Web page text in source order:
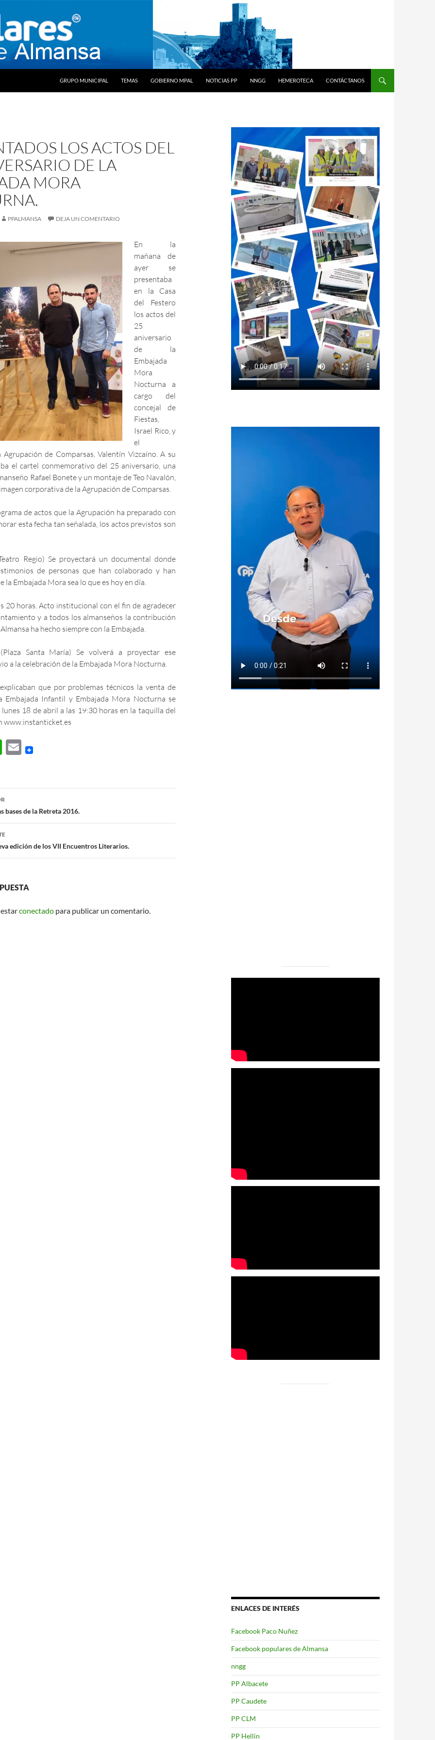
GRUPO MUNICIPAL
TEMAS GOBIERNO MPAL NOTICIAS PP NNGG HEMEROTECA CONTÁCTANOS
LOS ACTOS DEL
DE LA
MORA
PPALMANSA DEJA UN COMENTARIO
En la
mañana de
ayer se
presentaba
en la Casa
del Festero
los actos del
25
aniversario
de la
Embajada
Mora
Nocturna a
cargo del
concejal de
Fiestas,
Israel Rico, y
el
de Comparsas, Valentín Vizcaíno. A su
el cartel conmemorativo del 25 aniversario, una
Rafael Bonete y un montaje de Teo Navalón,
corporativa de la Agrupación de Comparsas.
de actos que la Agrupación ha preparado con
esta fecha tan señalada, los actos previstos son
Regio) Se proyectará un documental donde
de personas que han colaborado y han
la Embajada Mora sea lo que es hoy en día.
20 horas. Acto institucional con el fin de agradecer
y a todos los almanseños la contribución
ha hecho siempre con la Embajada.
Santa María) Se volverá a proyectar ese
a la celebración de la Embajada Mora Nocturna.
que por problemas técnicos la venta de
Embajada Infantil y Embajada Mora Nocturna se
lunes 18 de abril a las 19:30 horas en la taquilla del
www.instanticket.es
W
s
A
p
p
E
bases de la Retreta 2016.
edición de los VII Encuentros Literarios.
conectado para publicar un comentario.
ENLACES DE INTERÉS
Facebook Paco Nuñez
Facebook populares de Almansa
nngg
PP Albacete
PP Caudete
PP CLM
PP Hellin